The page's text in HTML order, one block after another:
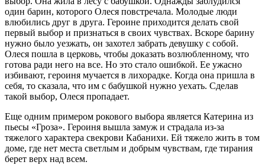
один барин, которого Олеся повстречала. Молодые люди
влюбились друг в друга. Героине приходится делать свой
первый выбор и признаться в своих чувствах. Вскоре барину
нужно было уезжать, он захотел забрать девушку с собой.
Олеся пошла в церковь, чтобы доказать возлюбленному, что
готова ради него на все. Но это стало ошибкой. Ее ужасно
избивают, героиня мучается в лихорадке. Когда она пришла в
себя, то сказала, что им с бабушкой нужно уехать. Сделав
такой выбор, Олеся пропадает.
Еще одним примером рокового выбора является Катерина из
пьесы «Гроза». Героиня вышла замуж и страдала из-за
тяжелого характера свекрови Кабанихи. Ей тяжело жить в том
доме, где нет места светлым и добрым чувствам, где тирания
берет верх над всем.